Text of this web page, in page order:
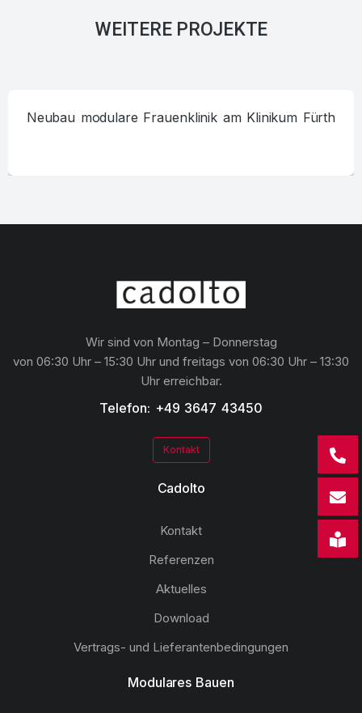
WEITERE PROJEKTE
Neubau modulare Frauenklinik am Klinikum Fürth
Wir sind von Montag – Donnerstag
von 06:30 Uhr – 15:30 Uhr und freitags von 06:30 Uhr – 13:30
Uhr erreichbar.
Telefon: +49 3647 43450
Kontakt
Cadolto
Kontakt
Referenzen
Aktuelles
Download
Vertrags- und Lieferantenbedingungen
Modulares Bauen